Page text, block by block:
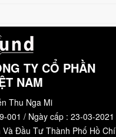
được phát ra
khe tản nhiệt giúp lưu thông
với hệ thống làm mát sáng
ồn thấp giúp âm ly có thể
TY CỔ PHẦN
NAM
Thu Nga Mi
001 / Ngày cấp : 23-03-2021
Và Đầu Tư Thành Phố Hồ